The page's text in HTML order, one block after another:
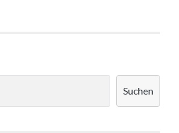
Suchen